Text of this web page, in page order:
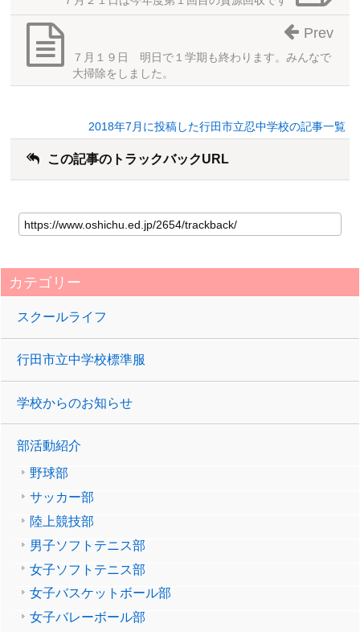
７月１９日 明日で１学期も終わります。みんなで
大掃除をしました。
Prev
2018年7月に投稿した行田市立忍中学校の記事一覧
この記事のトラックバックURL
カテゴリー
スクールライフ
行田市立中学校標準服
学校からのお知らせ
部活動紹介
野球部
サッカー部
陸上競技部
男子ソフトテニス部
女子ソフトテニス部
女子バスケットボール部
女子バレーボール部